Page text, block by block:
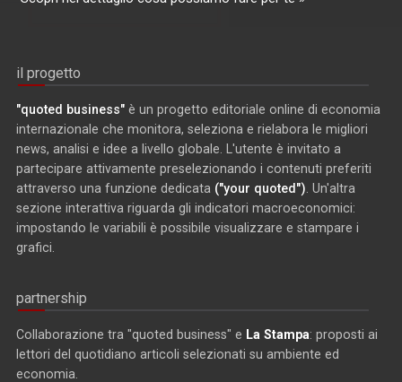
il progetto
"quoted business" è un progetto editoriale online di economia
internazionale che monitora, seleziona e rielabora le migliori
news, analisi e idee a livello globale. L'utente è invitato a
partecipare attivamente preselezionando i contenuti preferiti
attraverso una funzione dedicata ("your quoted") . Un'altra
sezione interattiva riguarda gli indicatori macroeconomici:
impostando le variabili è possibile visualizzare e stampare i
grafici.
partnership
Collaborazione tra "quoted business" e La Stampa: proposti ai
lettori del quotidiano articoli selezionati su ambiente ed
economia.